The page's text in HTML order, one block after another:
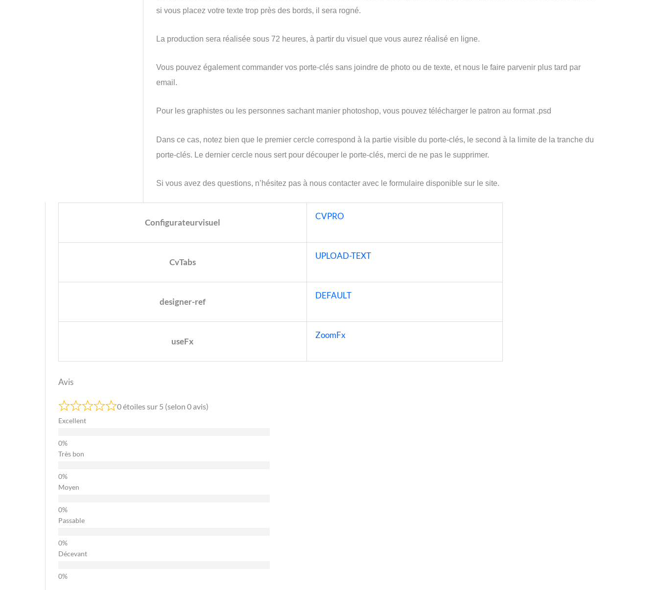
si vous placez votre texte trop près des bords, il sera rogné.
La production sera réalisée sous 72 heures, à partir du visuel que vous aurez réalisé en ligne.
Vous pouvez également commander vos porte-clés sans joindre de photo ou de texte, et nous le faire parvenir plus tard par
email.
Pour les graphistes ou les personnes sachant manier photoshop, vous pouvez télécharger le patron au format .psd
Dans ce cas, notez bien que le premier cercle correspond à la partie visible du porte-clés, le second à la limite de la tranche du
porte-clés. Le dernier cercle nous sert pour découper le porte-clés, merci de ne pas le supprimer.
Si vous avez des questions, n’hésitez pas à nous contacter avec le formulaire disponible sur le site.
Configurateurvisuel
CVPRO
CvTabs
UPLOAD-TEXT
designer-ref
DEFAULT
useFx
ZoomFx
Avis
0 étoiles sur 5 (selon 0 avis)
Excellent
Très bon
Moyen
Passable
Décevant